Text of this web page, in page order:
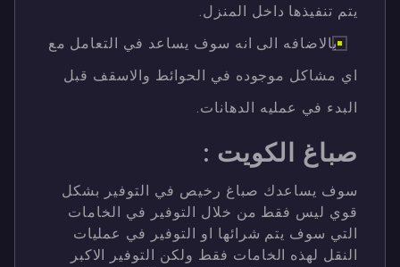
يتم تنفيذها داخل المنزل.
بالاضافه الى انه سوف يساعد في التعامل مع
اي مشاكل موجوده في الحوائط والاسقف قبل
البدء في عمليه الدهانات.
صباغ الكويت :
سوف يساعدك صباغ رخيص في التوفير بشكل
قوي ليس فقط من خلال التوفير في الخامات
التي سوف يتم شرائها او التوفير في عمليات
النقل لهذه الخامات فقط ولكن التوفير الاكبر